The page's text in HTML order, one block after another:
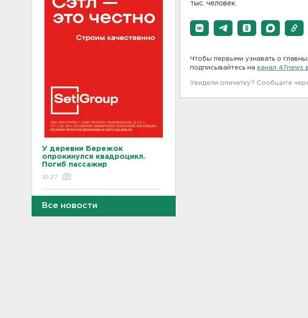
У деревни Бережок
опрокинулся квадроцикл.
Погиб пассажир
10:27
пострадали при атаке на
Белгород, под Курском
Все новости
тыс. человек.
Чтобы первыми узнавать о
подписывайтесь на канал 47news
Увидели опечатку? Сообщите